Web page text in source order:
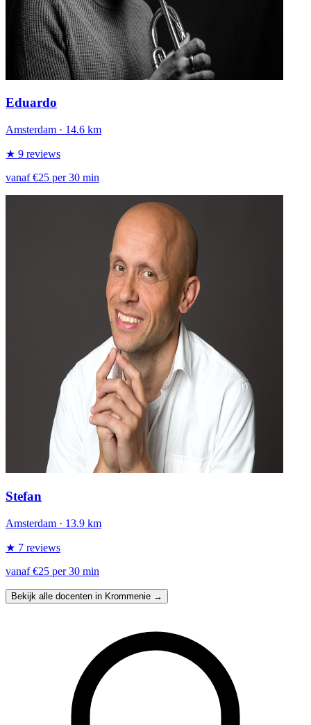
Eduardo
Amsterdam · 14.6 km
★ 9 reviews
vanaf €25 per 30 min
Stefan
Amsterdam · 13.9 km
★ 7 reviews
vanaf €25 per 30 min
Bekijk alle docenten in Krommenie →